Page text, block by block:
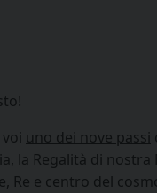
uno dei nove passi
la Regalità di
Re e centro del